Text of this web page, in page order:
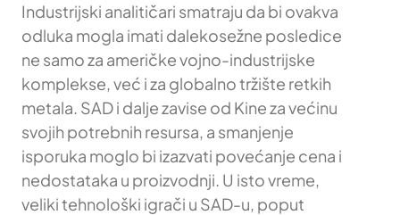
Industrijski analitičari smatraju da bi ovakva
odluka mogla imati dalekosežne posledice
ne samo za američke vojno-industrijske
komplekse, već i za globalno tržište retkih
metala. SAD i dalje zavise od Kine za većinu
svojih potrebnih resursa, a smanjenje
isporuka moglo bi izazvati povećanje cena i
nedostataka u proizvodnji. U isto vreme,
veliki tehnološki igrači u SAD-u, poput